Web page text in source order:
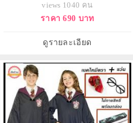
สิทธ์+หมวกสีดำ
views 1040 คน
ราคา 690 บาท
ดูรายละเอียด